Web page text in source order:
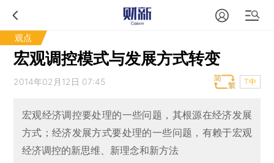
观点
宏观调控模式与发展方式转变
2014年02月12日 07:45 T中
宏观经济调控要处理的一些问题，其根源在经济发展
方式；经济发展方式要处理的一些问题，有赖于宏观
经济调控的新思维、新理念和新方法